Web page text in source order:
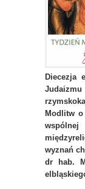
Diecezja
Modlitw o
wyznań
dr hab.